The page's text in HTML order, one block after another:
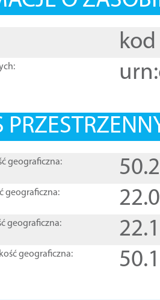
kod
geograficzna:
geograficzna:
geograficzna:
geograficzna: